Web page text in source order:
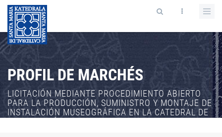
PROFIL DE MARCHÉS
LICITACIÓN MEDIANTE PROCEDIMIENTO ABIERTO
PARA LA PRODUCCIÓN, SUMINISTRO Y MONTAJE DE
INSTALACIÓN MUSEOGRÁFICA EN LA CATEDRAL DE